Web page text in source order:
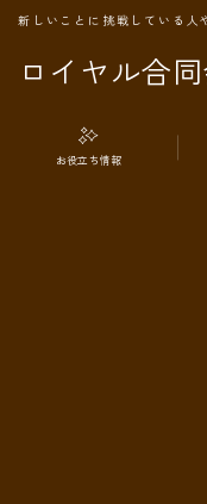
ロイヤル合
新しいことに挑戦している人
MENU
TOPページ
お役立ち情報